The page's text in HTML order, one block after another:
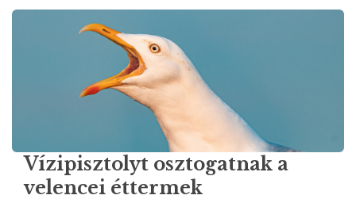
Vízipisztolyt osztogatnak a
velencei éttermek